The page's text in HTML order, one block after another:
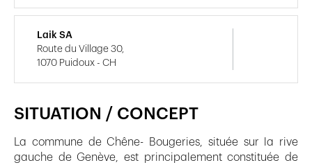
SITUATION / CONCEPT
La commune de Chêne- Bougeries, située sur la rive
gauche de Genève, est principalement constituée de
Laik SA
Route du Village 30,
1070 Puidoux - CH